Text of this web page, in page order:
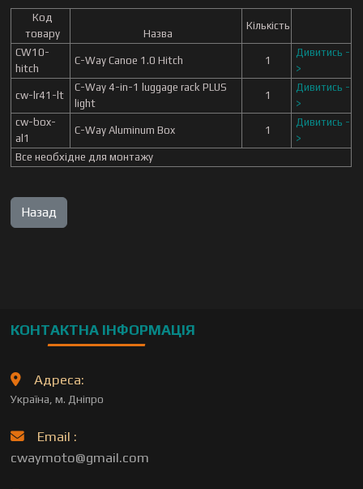
Код
товару
Назва
Кількість
CW10-
hitch
C-Way Canoe 1.0 Hitch 1
Дивитись -
>
cw-lr41-lt
C-Way 4-in-1 luggage rack PLUS
light
1
Дивитись -
>
cw-box-
al1
C-Way Aluminum Box 1
Дивитись -
>
Все необхідне для монтажу
КОНТАКТНА ІНФОРМАЦІЯ
Адреса:
Україна, м. Дніпро
Email :
cwaymoto@gmail.com